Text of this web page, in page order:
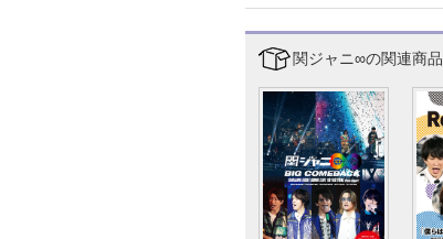
関ジャニ∞の関連商品